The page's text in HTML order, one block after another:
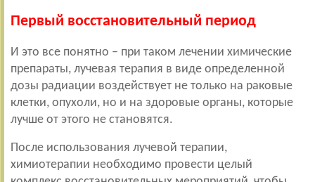
Первый восстановительный период
И это все понятно – при таком лечении химические
препараты, лучевая терапия в виде определенной
дозы радиации воздействует не только на раковые
клетки, опухоли, но и на здоровые органы, которые
лучше от этого не становятся.
После использования лучевой терапии,
химиотерапии необходимо провести целый